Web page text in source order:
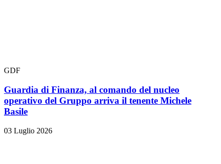
GDF
Guardia di Finanza, al comando del nucleo
operativo del Gruppo arriva il tenente Michele
Basile
03 Luglio 2026